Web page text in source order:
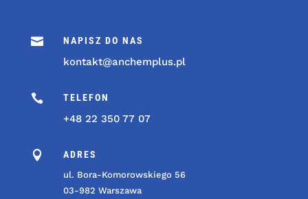
 NAPISZ DO NAS
kontakt@anchemplus.pl
 TELEFON
+48 22 350 77 07
 ADRES
ul. Bora-Komorowskiego 56
03-982 Warszawa